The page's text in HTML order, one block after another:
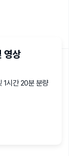
상
1시간 20분 분량